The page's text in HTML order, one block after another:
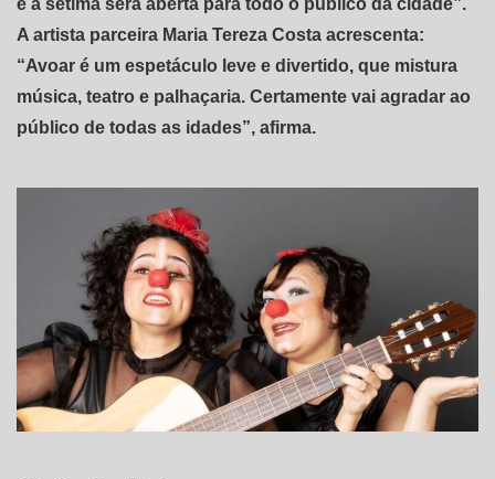
e a sétima será aberta para todo o público da cidade”.
A artista parceira Maria Tereza Costa acrescenta:
“Avoar é um espetáculo leve e divertido, que mistura
música, teatro e palhaçaria. Certamente vai agradar ao
público de todas as idades”, afirma.